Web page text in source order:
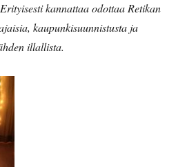
Erityisesti kannattaa odottaa Retikan
kaupunkisuunnistusta ja
illallista.